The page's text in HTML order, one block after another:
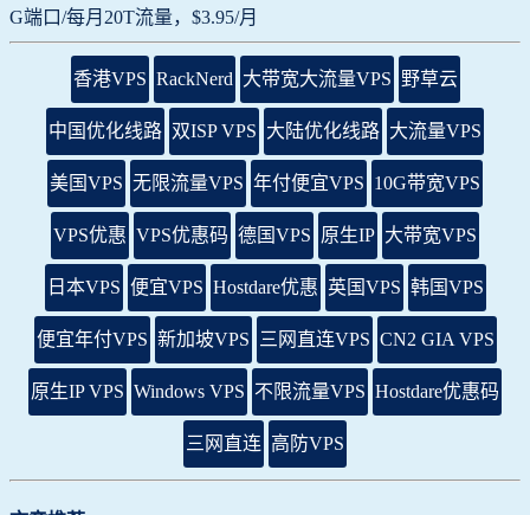
G端口/每月20T流量，$3.95/月
香港VPS RackNerd 大带宽大流量VPS 野草云
中国优化线路 双ISP VPS 大陆优化线路 大流量VPS
美国VPS 无限流量VPS 年付便宜VPS 10G带宽VPS
VPS优惠 VPS优惠码 德国VPS 原生IP 大带宽VPS
日本VPS 便宜VPS Hostdare优惠 英国VPS 韩国VPS
便宜年付VPS 新加坡VPS 三网直连VPS CN2 GIA VPS
原生IP VPS Windows VPS 不限流量VPS Hostdare优惠码
三网直连 高防VPS